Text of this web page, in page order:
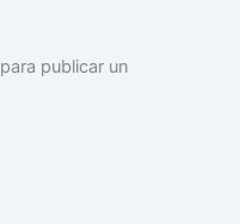
para publicar un